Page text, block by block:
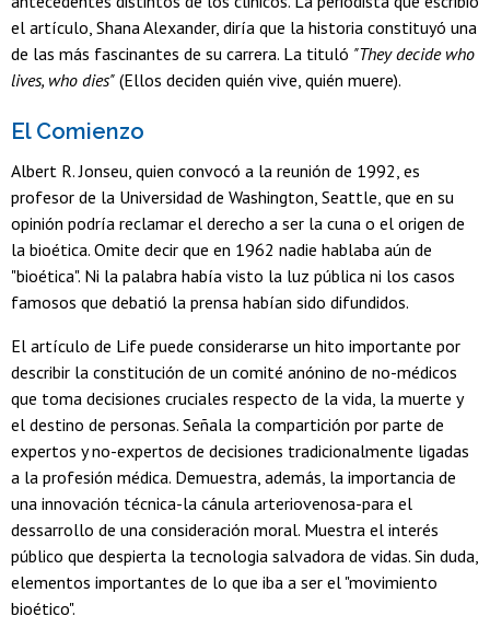
el artículo, Shana Alexander, diría que la historia constituyó una
de las más fascinantes de su carrera. La tituló "They decide who
lives, who dies" (Ellos deciden quién vive, quién muere).
El Comienzo
Albert R. Jonseu, quien convocó a la reunión de 1992, es
profesor de la Universidad de Washington, Seattle, que en su
opinión podría reclamar el derecho a ser la cuna o el origen de
la bioética. Omite decir que en 1962 nadie hablaba aún de
"bioética". Ni la palabra había visto la luz pública ni los casos
famosos que debatió la prensa habían sido difundidos.
El artículo de Life puede considerarse un hito importante por
describir la constitución de un comité anónino de no-médicos
que toma decisiones cruciales respecto de la vida, la muerte y
el destino de personas. Señala la compartición por parte de
expertos y no-expertos de decisiones tradicionalmente ligadas
a la profesión médica. Demuestra, además, la importancia de
una innovación técnica-la cánula arteriovenosa-para el
dessarrollo de una consideración moral. Muestra el interés
público que despierta la tecnologia salvadora de vidas. Sin duda,
elementos importantes de lo que iba a ser el "movimiento
bioético".